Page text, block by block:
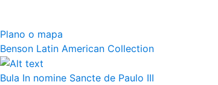
Plano o mapa
Benson Latin American Collection
Bula In nomine Sancte de Paulo III